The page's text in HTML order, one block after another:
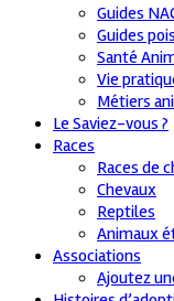
Guides
Guides
Santé
Vie
Métiers
Le Saviez-vous ?
Races
Races de
Chevaux
Reptiles
Animaux
Associations
Ajoutez